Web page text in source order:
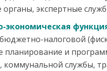
экспертные
экономическая
налоговой
планирование и
коммунальной службы,